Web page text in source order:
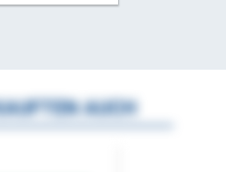
AUCH